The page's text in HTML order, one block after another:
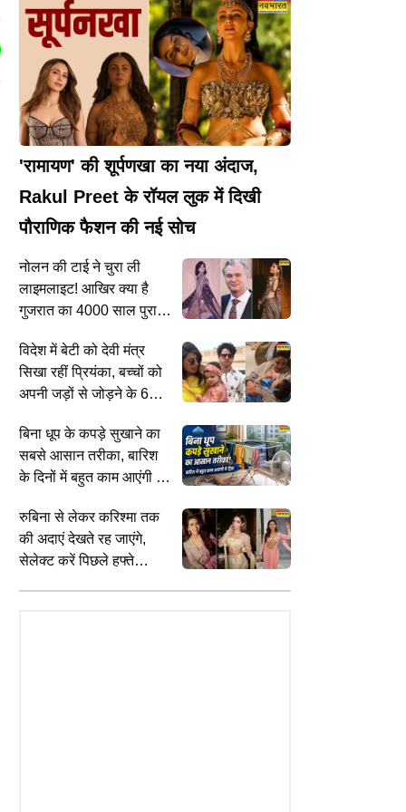
तृषा पर डबल मीनिंग कमेंट केस में
स्टालिन रिहा
BUSINESS
कार-बाइक खरीदना हो सकता है महंगा!
नियम बदलने के निर्देश दिए
'रामायण' की शूर्पणखा का नया अंदाज,
Rakul Preet के रॉयल लुक में दिखी
पौराणिक फैशन की नई सोच
नोलन की टाई ने चुरा ली
लाइमलाइट! आखिर क्या है
गुजरात का 4000 साल पुराना
रेड कार्पेट तक
विदेश में बेटी को देवी मंत्र
सिखा रहीं प्रियंका, बच्चों को
अपनी जड़ों से जोड़ने के 6
बिना धूप के कपड़े सुखाने का
सबसे आसान तरीका, बारिश
के दिनों में बहुत काम आएंगी ये
रुबिना से लेकर करिश्मा तक
की अदाएं देखते रह जाएंगे,
सेलेक्ट करें पिछले हफ्ते